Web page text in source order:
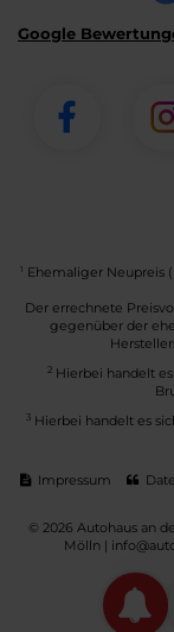
Google
1 Ehemaliger Neupreis
Der errechnete
gegenüber der
2 Hierbei handelt
3 Hierbei handelt es
Impressum
© 2026 Autohaus an
Mölln |